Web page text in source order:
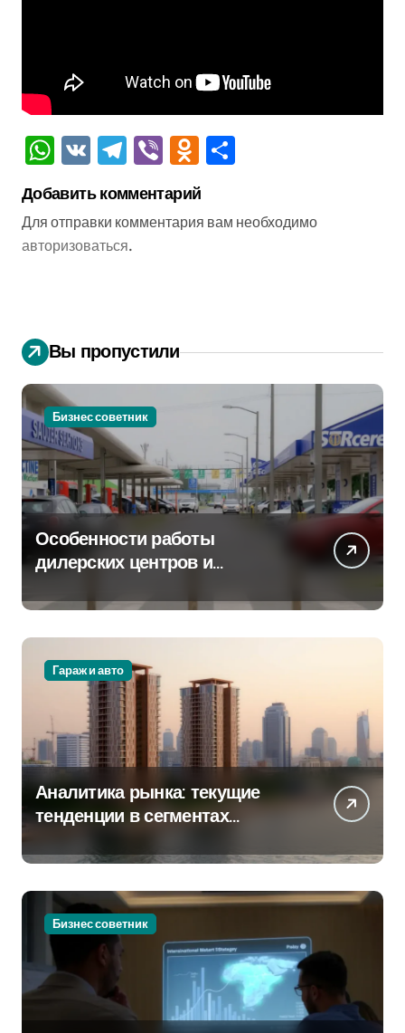
WhatsApp
VK Telegram
ViberOdnoklassniki
Добавить комментарий
Для отправки комментария вам необходимо
авторизоваться.
Вы пропустили
Бизнес советник
Особенности работы
дилерских центров и
крупных проспектах
Гараж и авто
Аналитика рынка: текущие
тенденции в сегментах
Бизнес советник